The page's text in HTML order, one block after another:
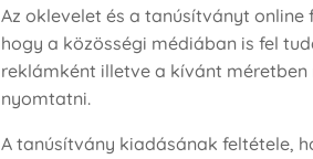
Az oklevelet és a tanúsítványt online
hogy a közösségi médiában is fel
reklámként illetve a kívánt
nyomtatni.
A tanúsítvány kiadásának feltétele,